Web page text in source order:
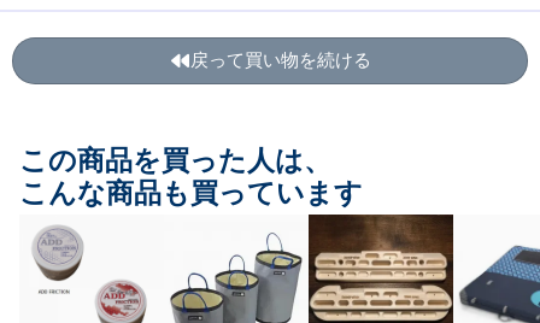
戻って買い物を続ける
この商品を買った人は、
こんな商品も買っています